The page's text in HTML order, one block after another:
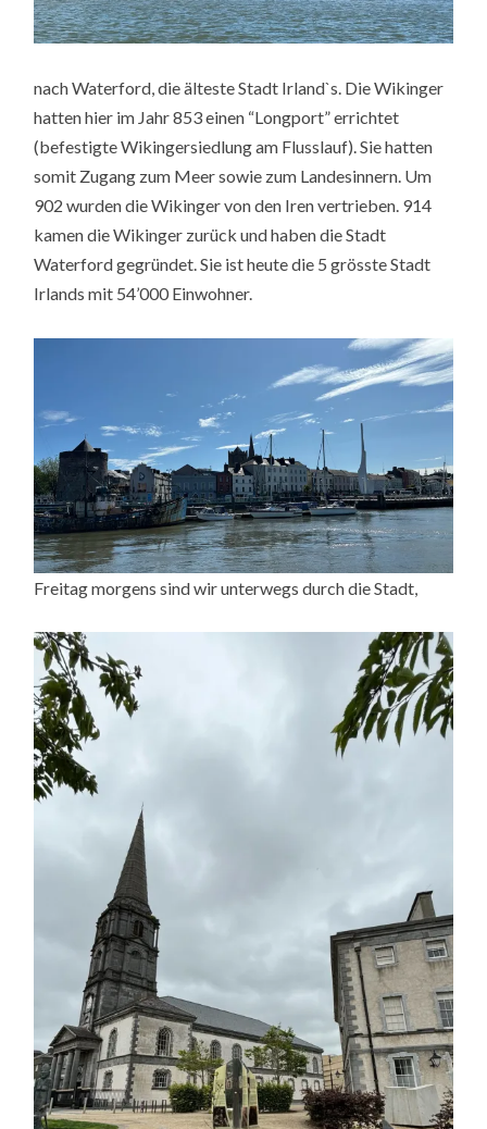
nach Waterford, die älteste Stadt Irland`s. Die Wikinger
hatten hier im Jahr 853 einen “Longport” errichtet
(befestigte Wikingersiedlung am Flusslauf). Sie hatten
somit Zugang zum Meer sowie zum Landesinnern. Um
902 wurden die Wikinger von den Iren vertrieben. 914
kamen die Wikinger zurück und haben die Stadt
Waterford gegründet. Sie ist heute die 5 grösste Stadt
Irlands mit 54’000 Einwohner.
Freitag morgens sind wir unterwegs durch die Stadt,